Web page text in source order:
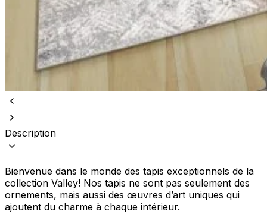
Description
Bienvenue dans le monde des tapis exceptionnels de la
collection Valley! Nos tapis ne sont pas seulement des
ornements, mais aussi des œuvres d’art uniques qui
ajoutent du charme à chaque intérieur.